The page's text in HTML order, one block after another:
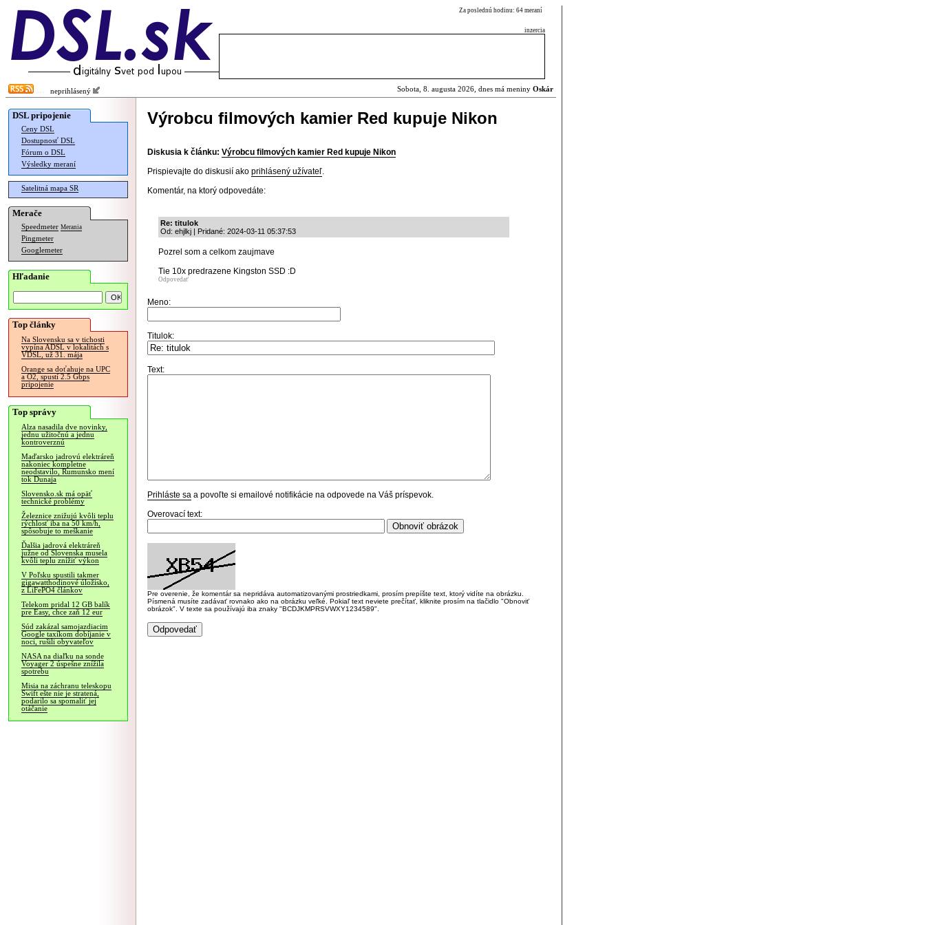
Za poslednú hodinu: 64 meraní
inzercia
neprihlásený Sobota, 8. augusta 2026, dnes má meniny Oskár
DSL pripojenie
Ceny DSL
Dostupnosť DSL
Fórum o DSL
Výsledky meraní
Satelitná mapa SR
Merače
Speedmeter Merania
Pingmeter
Googlemeter
Hľadanie
Top články
Na Slovensku sa v tichosti
vypína ADSL v lokalitách s
VDSL, už 31. mája
Orange sa doťahuje na UPC
a O2, spustí 2.5 Gbps
pripojenie
Top správy
Alza nasadila dve novinky,
jednu užitočnú a jednu
kontroverznú
Maďarsko jadrovú elektráreň
nakoniec kompletne
neodstavilo, Rumunsko mení
tok Dunaja
Slovensko.sk má opäť
technické problémy
Železnice znižujú kvôli teplu
rýchlosť iba na 50 km/h,
spôsobuje to meškanie
Ďalšia jadrová elektráreň
južne od Slovenska musela
kvôli teplu znížiť výkon
V Poľsku spustili takmer
gigawatthodinové úložisko,
z LiFePO4 článkov
Telekom pridal 12 GB balík
pre Easy, chce zaň 12 eur
Súd zakázal samojazdiacim
Google taxíkom dobíjanie v
noci, rušili obyvateľov
NASA na diaľku na sonde
Voyager 2 úspešne znížila
spotrebu
Misia na záchranu teleskopu
Swift ešte nie je stratená,
podarilo sa spomaliť jej
otáčanie
Výrobcu filmových kamier Red kupuje Nikon
Diskusia k článku: Výrobcu filmových kamier Red kupuje Nikon
Prispievajte do diskusií ako prihlásený užívateľ.
Komentár, na ktorý odpovedáte:
Re: titulok
Od: ehjlkj | Pridané: 2024-03-11 05:37:53
Pozrel som a celkom zaujmave
Tie 10x predrazene Kingston SSD :D
Odpovedať
Meno:
Titulok:
Text:
Prihláste sa a povoľte si emailové notifikácie na odpovede na Váš príspevok.
Overovací text:
Pre overenie, že komentár sa nepridáva automatizovanými prostriedkami, prosím prepíšte text, ktorý vidíte na obrázku.
Písmená musíte zadávať rovnako ako na obrázku veľké. Pokiaľ text neviete prečítať, kliknite prosím na tlačidlo "Obnoviť
obrázok". V texte sa používajú iba znaky "BCDJKMPRSVWXY1234589".